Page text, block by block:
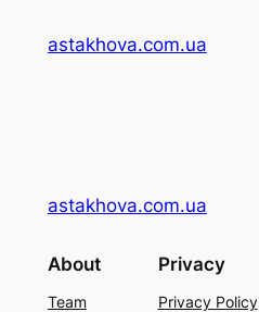
astakhova.com.ua
astakhova.com.ua
About
Team
Privacy
Privacy Policy